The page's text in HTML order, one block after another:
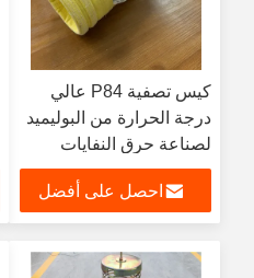
كيس تصفية P84 عالي
درجة الحرارة من البوليميد
لصناعة حرق النفايات
احصل على أفضل